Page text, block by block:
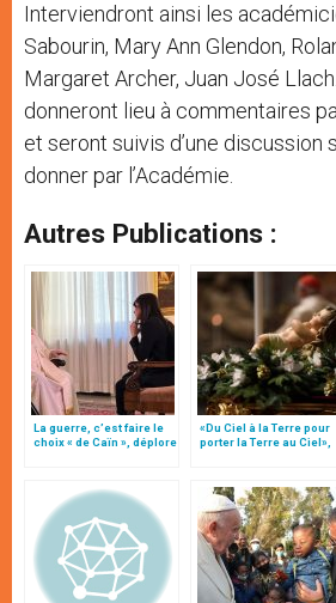
Interviendront ainsi les
Sabourin, Mary Ann Glendon,
Margaret Archer, Juan José
donneront lieu à commentaires
et seront suivis d’une discussion
donner par l’Académie.
Autres Publications :
La guerre, c’est faire le
choix « de Caïn », déplore
«Du Ciel à la Terre pour
porter la Terre au Ciel»,